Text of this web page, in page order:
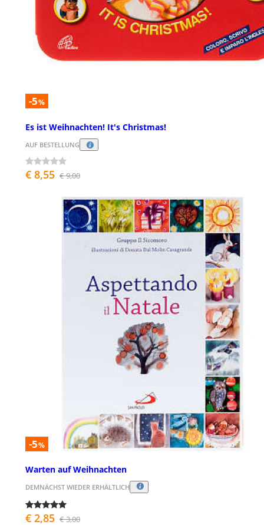
-5%
Es ist Weihnachten! It's Christmas!
AUF BESTELLUNG
€ 8,55 € 9,00
-5%
Warten auf Weihnachten
DEMNÄCHST WIEDER ERHÄLTLICH
€ 2,85 € 3,00